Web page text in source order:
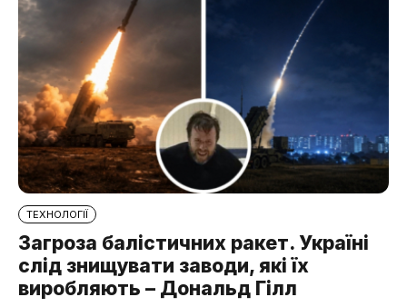
ТЕХНОЛОГІЇ
Загроза балістичних ракет. Україні
слід знищувати заводи, які їх
виробляють – Дональд Гілл